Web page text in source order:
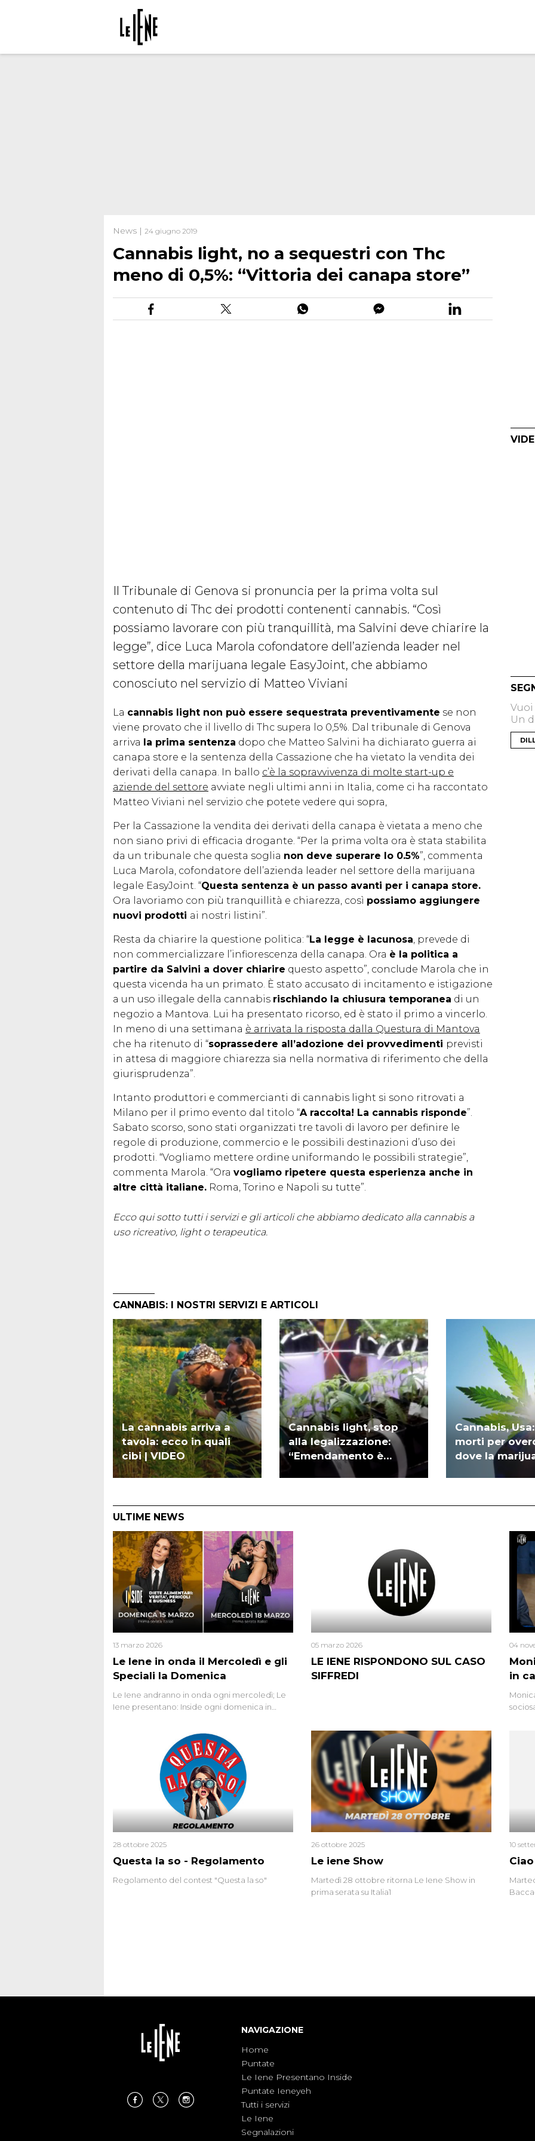
News | 24 giugno 2019
Cannabis light, no a sequestri con Thc
meno di 0,5%: “Vittoria dei canapa store”
Il Tribunale di Genova si pronuncia per la prima volta sul
contenuto di Thc dei prodotti contenenti cannabis. “Così
possiamo lavorare con più tranquillità, ma Salvini deve chiarire la
legge”, dice Luca Marola cofondatore dell’azienda leader nel
settore della marijuana legale EasyJoint, che abbiamo
conosciuto nel servizio di Matteo Viviani
La cannabis light non può essere sequestrata preventivamente se non
viene provato che il livello di Thc supera lo 0,5%. Dal tribunale di Genova
arriva la prima sentenza dopo che Matteo Salvini ha dichiarato guerra ai
canapa store e la sentenza della Cassazione che ha vietato la vendita dei
derivati della canapa. In ballo c’è la sopravvivenza di molte start-up e
aziende del settore avviate negli ultimi anni in Italia, come ci ha raccontato
Matteo Viviani nel servizio che potete vedere qui sopra,
Per la Cassazione la vendita dei derivati della canapa è vietata a meno che
non siano privi di efficacia drogante. “Per la prima volta ora è stata stabilita
da un tribunale che questa soglia non deve superare lo 0.5%”, commenta
Luca Marola, cofondatore dell’azienda leader nel settore della marijuana
legale EasyJoint. “Questa sentenza è un passo avanti per i canapa store.
Ora lavoriamo con più tranquillità e chiarezza, così possiamo aggiungere
nuovi prodotti ai nostri listini”.
Resta da chiarire la questione politica: “La legge è lacunosa , prevede di
non commercializzare l’infiorescenza della canapa. Ora è la politica a
partire da Salvini a dover chiarire questo aspetto”, conclude Marola che in
questa vicenda ha un primato. È stato accusato di incitamento e istigazione
a un uso illegale della cannabis rischiando la chiusura temporanea di un
negozio a Mantova. Lui ha presentato ricorso, ed è stato il primo a vincerlo.
In meno di una settimana è arrivata la risposta dalla Questura di Mantova
che ha ritenuto di “soprassedere all’adozione dei provvedimenti previsti
in attesa di maggiore chiarezza sia nella normativa di riferimento che della
giurisprudenza”.
Intanto produttori e commercianti di cannabis light si sono ritrovati a
Milano per il primo evento dal titolo “A raccolta! La cannabis risponde”.
Sabato scorso, sono stati organizzati tre tavoli di lavoro per definire le
regole di produzione, commercio e le possibili destinazioni d’uso dei
prodotti. “Vogliamo mettere ordine uniformando le possibili strategie”,
commenta Marola. “Ora vogliamo ripetere questa esperienza anche in
altre città italiane. Roma, Torino e Napoli su tutte”.
Ecco qui sotto tutti i servizi e gli articoli che abbiamo dedicato alla cannabis a
uso ricreativo, light o terapeutica.
Un
CANNABIS: I NOSTRI SERVIZI E ARTICOLI
La cannabis arriva a
tavola: ecco in quali
cibi | VIDEO
Cannabis light, stop
alla legalizzazione:
“Emendamento è
inammissibile” | VIDEO
Cannabis,
morti per
dove la
legale | VIDEO
ULTIME NEWS
Le Iene in onda il Mercoledì e gli
Speciali la Domenica
13 marzo 2026
Le Iene andranno in onda ogni mercoledì; Le
Iene presentano: Inside ogni domenica in
LE IENE RISPONDONO SUL CASO
SIFFREDI
05 marzo 2026
in
04
Questa la so - Regolamento
28 ottobre 2025
Regolamento del contest "Questa la so"
Le iene Show
26 ottobre 2025
Martedì 28 ottobre ritorna Le Iene Show in
prima serata su Italia1
10
NAVIGAZIONE
Home
Puntate
Le Iene Presentano Inside
Puntate Ieneyeh
Tutti i servizi
Le Iene
Segnalazioni